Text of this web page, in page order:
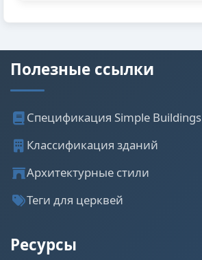
Полезные ссылки
Спецификация Simple Buildings
Классификация зданий
Архитектурные стили
Теги для церквей
Ресурсы